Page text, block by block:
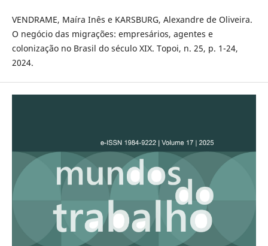
VENDRAME, Maíra Inês e KARSBURG, Alexandre de Oliveira.
O negócio das migrações: empresários, agentes e
colonização no Brasil do século XIX. Topoi, n. 25, p. 1-24,
2024.